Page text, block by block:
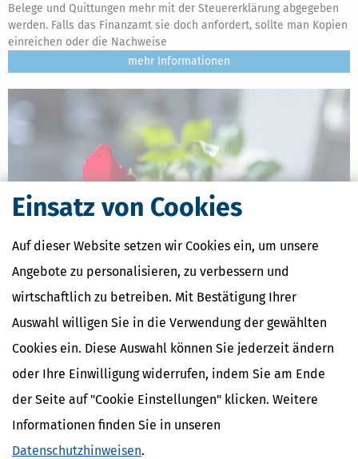
Einsatz von Cookies
Auf dieser Website setzen wir Cookies ein, um unsere
Angebote zu personalisieren, zu verbessern und
wirtschaftlich zu betreiben. Mit Bestätigung Ihrer
Auswahl willigen Sie in die Verwendung der gewählten
Cookies ein. Diese Auswahl können Sie jederzeit ändern
oder Ihre Einwilligung widerrufen, indem Sie am Ende
der Seite auf "Cookie Einstellungen" klicken. Weitere
Informationen finden Sie in unseren
Datenschutzhinweisen.
Belege und Quittungen mehr mit der Steuererklärung abgegeben
werden. Falls das Finanzamt sie doch anfordert, sollte man Kopien
einreichen oder die Nachweise
mehr
Steuererklärung für Verstorbene: Alles Wichtige für Erben, Fristen
& Tipps
24.07.2026, 06:44 Uhr ]Die steuerlichen Pflichten eines
Diese Gesamtrechtsnachfolge bedeutet, dass man als Erbe die
Steuererklärung für das Todesjahr und eventuelle Vorjahre
mehr